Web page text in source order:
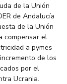
de la Unión
de Andalucía
de la Unión
compensar el
a pymes
de los
por el
Ucrania.